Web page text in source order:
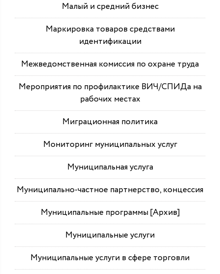
Малый и средний бизнес
Маркировка товаров средствами
идентификации
Межведомственная комиссия по охране труда
Мероприятия по профилактике ВИЧ/СПИДа на
рабочих местах
Миграционная политика
Мониторинг муниципальных услуг
Муниципальная услуга
Муниципально-частное партнерство, концессия
Муниципальные программы [Архив]
Муниципальные услуги
Муниципальные услуги в сфере торговли